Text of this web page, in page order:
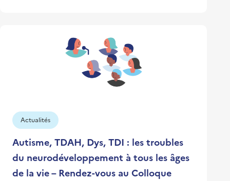
Actualités
Autisme, TDAH, Dys, TDI : les troubles
du neurodéveloppement à tous les âges
de la vie – Rendez-vous au Colloque